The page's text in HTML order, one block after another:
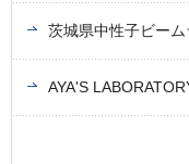
茨城県中性子ビー
AYA'S